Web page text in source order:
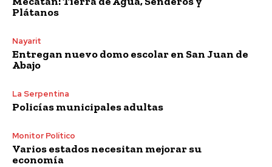
Plátanos
Nayarit
Entregan nuevo domo escolar en San Juan de
Abajo
La Serpentina
Policías municipales adultas
Monitor Político
Varios estados necesitan mejorar su
economía